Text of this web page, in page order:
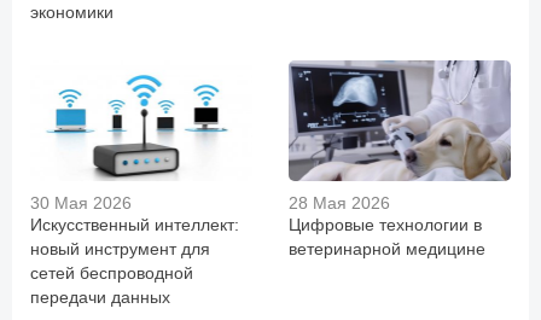
экономики
30 Мая 2026
Искусственный интеллект:
новый инструмент для
сетей беспроводной
передачи данных
28 Мая 2026
Цифровые технологии в
ветеринарной медицине